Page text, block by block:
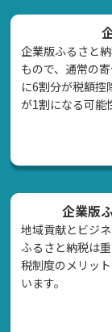
企業版ふるさと
もので、通常の
に6割分が税額控
が1割になる可能
企業版
地域貢献とビジ
ふるさと納税は
税制度のメリッ
います。